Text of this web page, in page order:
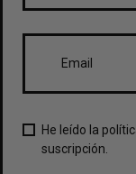
He leído la
suscripción.